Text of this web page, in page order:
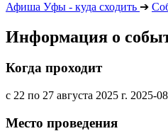
Афиша Уфы - куда сходить ➔
Информация о
Когда проходит
с 22 по 27 августа 2025 г. 2025-
Место проведения